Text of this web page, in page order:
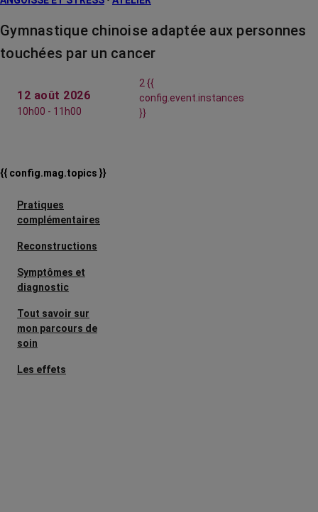
Gymnastique chinoise adaptée aux personnes
touchées par un cancer
12 août 2026
10h00 - 11h00
2 {{
config.event.instances
}}
{{ config.mag.topics }}
Pratiques
complémentaires
Reconstructions
Symptômes et
diagnostic
Tout savoir sur
mon parcours de
soin
Les effets